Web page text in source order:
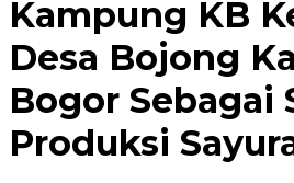
Kampung KB
Desa Bojong
Bogor Sebagai
Produksi